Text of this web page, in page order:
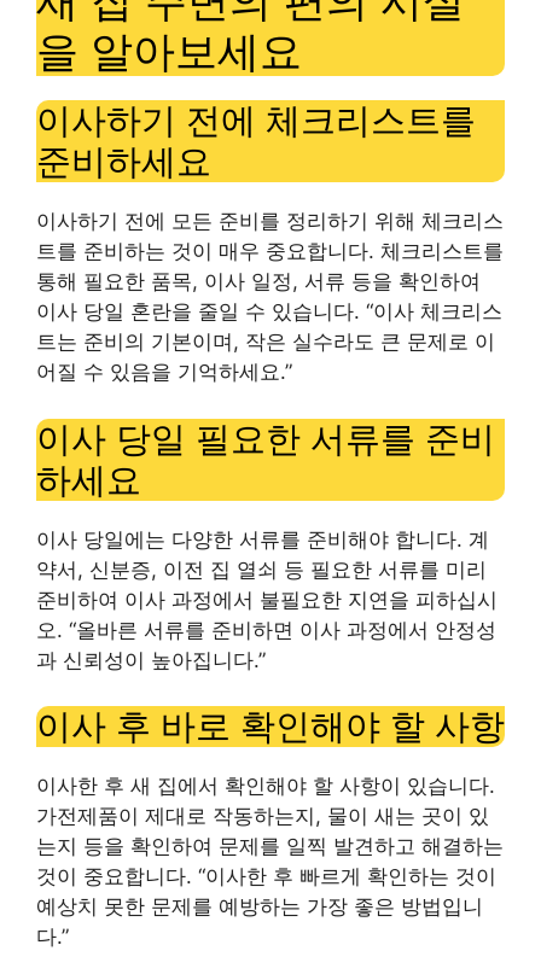
을 알아보세요
이사하기 전에 체크리스트를
준비하세요
이사하기 전에 모든 준비를 정리하기 위해 체크리스
트를 준비하는 것이 매우 중요합니다. 체크리스트를
통해 필요한 품목, 이사 일정, 서류 등을 확인하여
이사 당일 혼란을 줄일 수 있습니다. “이사 체크리스
트는 준비의 기본이며, 작은 실수라도 큰 문제로 이
어질 수 있음을 기억하세요.”
이사 당일 필요한 서류를 준비
하세요
이사 당일에는 다양한 서류를 준비해야 합니다. 계
약서, 신분증, 이전 집 열쇠 등 필요한 서류를 미리
준비하여 이사 과정에서 불필요한 지연을 피하십시
오. “올바른 서류를 준비하면 이사 과정에서 안정성
과 신뢰성이 높아집니다.”
이사 후 바로 확인해야 할 사항
이사한 후 새 집에서 확인해야 할 사항이 있습니다.
가전제품이 제대로 작동하는지, 물이 새는 곳이 있
는지 등을 확인하여 문제를 일찍 발견하고 해결하는
것이 중요합니다. “이사한 후 빠르게 확인하는 것이
예상치 못한 문제를 예방하는 가장 좋은 방법입니
다.”